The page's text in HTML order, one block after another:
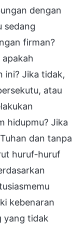
dengan
sedang
firman?
ini? Jika tidak,
atau
hidupmu? Jika
dan tanpa
huruf-huruf
kebenaran
yang tidak